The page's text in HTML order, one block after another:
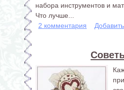
набора инструментов и
Что лучше...
2 комментария